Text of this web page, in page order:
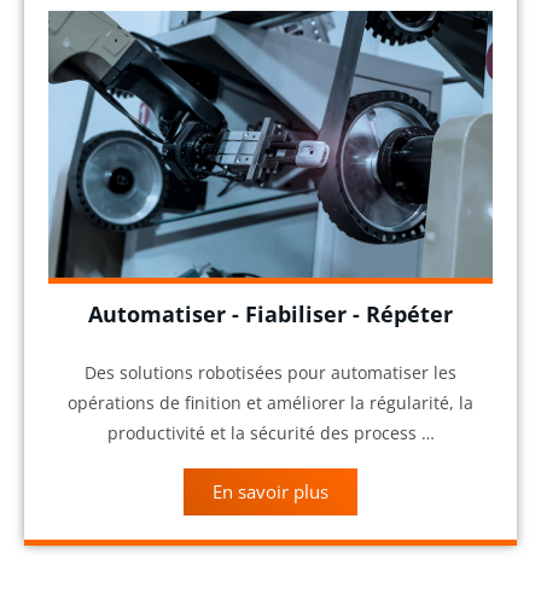
Automatiser - Fiabiliser - Répéter
Des solutions robotisées pour automatiser les
opérations de finition et améliorer la régularité, la
productivité et la sécurité des process …
En savoir plus